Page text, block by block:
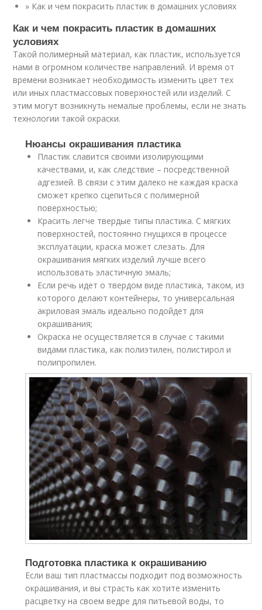
» Как и чем покрасить пластик в домашних условиях
Как и чем покрасить пластик в домашних
условиях
Такой полимерный материал, как пластик, используется
нами в огромном количестве направлений. И время от
времени возникает необходимость изменить цвет тех
или иных пластмассовых поверхностей или изделий. С
этим могут возникнуть немалые проблемы, если не знать
технологии такой окраски.
Нюансы окрашивания пластика
Пластик славится своими изолирующими
качествами, и, как следствие – посредственной
адгезией. В связи с этим далеко не каждая краска
сможет крепко сцепиться с полимерной
поверхностью;
Красить легче твердые типы пластика. С мягких
поверхностей, постоянно гнущихся в процессе
эксплуатации, краска может слезать. Для
окрашивания мягких изделий лучше всего
использовать эластичную эмаль;
Если речь идет о твердом виде пластика, таком, из
которого делают контейнеры, то универсальная
акриловая эмаль идеально подойдет для
окрашивания;
Окраска не осуществляется в случае с такими
видами пластика, как полиэтилен, полистирол и
полипропилен.
Подготовка пластика к окрашиванию
Если ваш тип пластмассы подходит под возможность
окрашивания, и вы страсть как хотите изменить
расцветку на своем ведре для питьевой воды, то